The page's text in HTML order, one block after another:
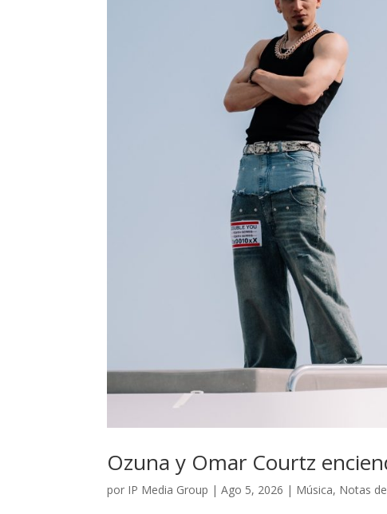
Ozuna y Omar Courtz
por IP Media Group |Ago 5, 2026 | Música, Notas